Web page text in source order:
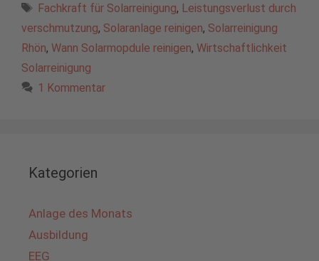
Schlagwörter
Fachkraft für Solarreinigung, Leistungsverlust durch
verschmutzung, Solaranlage reinigen, Solarreinigung
Rhön, Wann Solarmopdule reinigen, Wirtschaftlichkeit
Solarreinigung
1 Kommentar
Kategorien
Anlage des Monats
Ausbildung
EEG